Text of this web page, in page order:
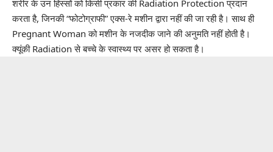
शरीर के उन हिस्सों को किसी प्रकार की Radiation Protection प्रदान
करता है, जिनकी “फोटोग्राफी” एक्स-रे मशीन द्वारा नहीं की जा रही है। साथ ही
Pregnant Woman को मशीन के नजदीक जाने की अनुमति नहीं होती है।
क्यूंकी Radiation से बच्चे के स्वास्थ्य पर असर हो सकता है।